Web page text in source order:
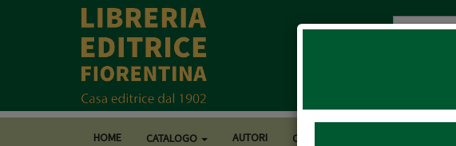
HOME CATALOGO AUTORI CASA EDITRICE